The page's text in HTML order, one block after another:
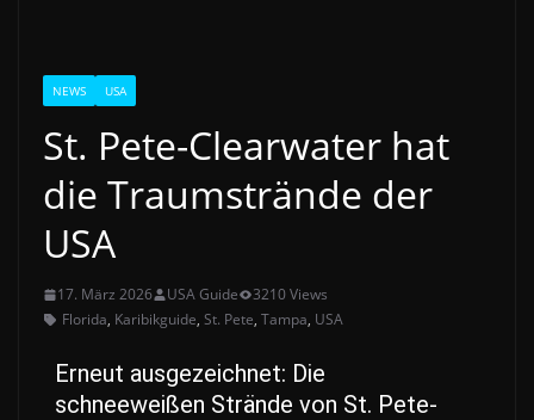
NEWS USA
St. Pete-Clearwater hat
die Traumstrände der
USA
17. März 2026 USA Guide
3210 Views
Florida, Karibikguide, St. Pete, Tampa, USA
Erneut ausgezeichnet: Die
schneeweißen Strände von St. Pete-